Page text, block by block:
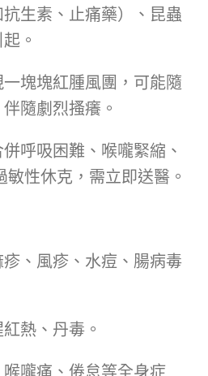
生素、止痛藥）、昆蟲
。
塊塊紅腫風團，可能隨
隨劇烈搔癢。
呼吸困難、喉嚨緊縮、
敏性休克，需立即送醫。
、風疹、水痘、腸病毒
熱、丹毒。